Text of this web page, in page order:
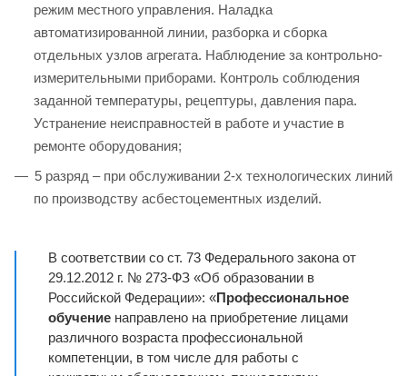
режим местного управления. Наладка
автоматизированной линии, разборка и сборка
отдельных узлов агрегата. Наблюдение за контрольно-
измерительными приборами. Контроль соблюдения
заданной температуры, рецептуры, давления пара.
Устранение неисправностей в работе и участие в
ремонте оборудования;
5 разряд – при обслуживании 2-х технологических линий
по производству асбестоцементных изделий.
В соответствии со ст. 73 Федерального закона от
29.12.2012 г. № 273-ФЗ «Об образовании в
Российской Федерации»: «Профессиональное
обучение направлено на приобретение лицами
различного возраста профессиональной
компетенции, в том числе для работы с